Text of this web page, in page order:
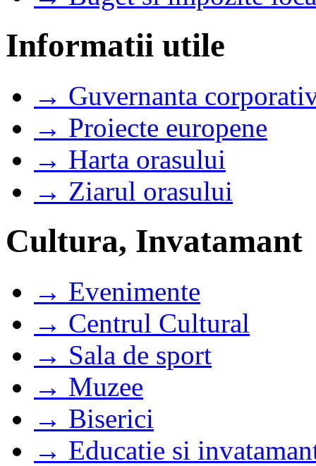
Informatii utile
→ Guvernanta
→ Proiecte europene
→ Harta orasului
→ Ziarul orasului
Cultura, Invatamant
→ Evenimente
→ Centrul Cultural
→ Sala de sport
→ Muzee
→ Biserici
→ Educatie si